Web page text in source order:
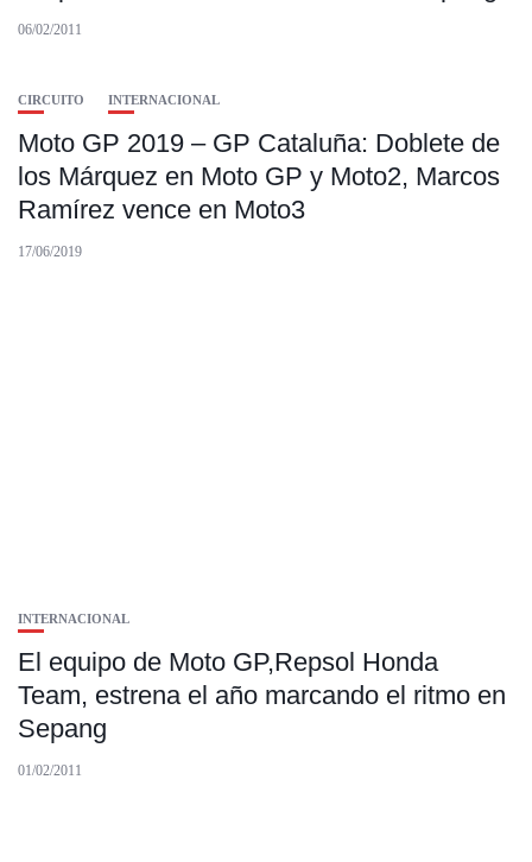
06/02/2011
CIRCUITO INTERNACIONAL
Moto GP 2019 – GP Cataluña: Doblete de
los Márquez en Moto GP y Moto2, Marcos
Ramírez vence en Moto3
17/06/2019
INTERNACIONAL
El equipo de Moto GP,Repsol Honda
Team, estrena el año marcando el ritmo en
Sepang
01/02/2011